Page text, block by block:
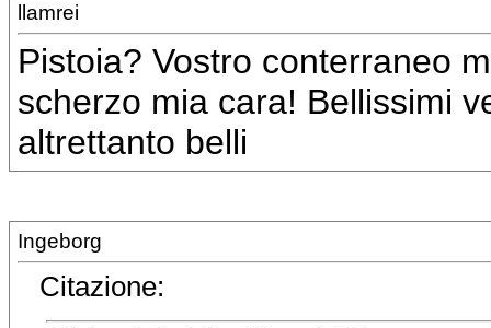
llamrei
Pistoia? Vostro conterraneo
scherzo mia cara! Bellissimi
altrettanto belli
Ingeborg
Citazione: